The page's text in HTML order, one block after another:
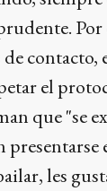
contacto,
el
que "se
les